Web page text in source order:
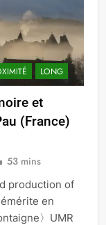
LONG
et
(France)
53 mins
production of
en
〉UMR